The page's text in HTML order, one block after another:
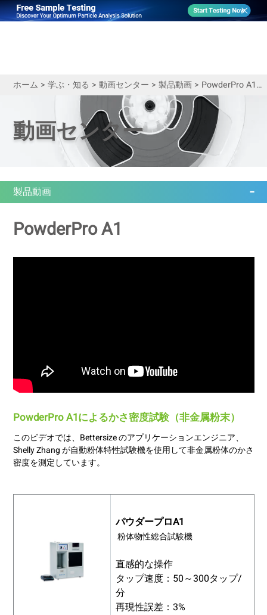
ホーム > 学ぶ・知る > 動画センター > 製品動画> PowderPro A1によるかさ密度試験（非金属粉末）
動画センター
製品動画
PowderPro A1
PowderPro A1によるかさ密度試験（非金属粉末）
このビデオでは、Bettersize のアプリケーションエンジニア、
Shelly Zhang が自動粉体特性試験機を使用して非金属粉体のかさ
密度を測定しています。
パウダープロA1
粉体物性総合試験機
直感的な操作
タップ速度：50～300タップ/
分
再現性誤差：3%